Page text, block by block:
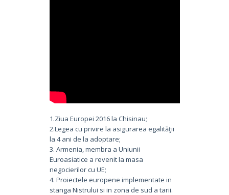
1.Ziua Europei 2016 la Chisinau;
2.Legea cu privire la asigurarea egalităţii
la 4 ani de la adoptare;
3. Armenia, membra a Uniunii
Euroasiatice a revenit la masa
negocierilor cu UE;
4. Proiectele europene implementate in
stanga Nistrului si in zona de sud a tarii.